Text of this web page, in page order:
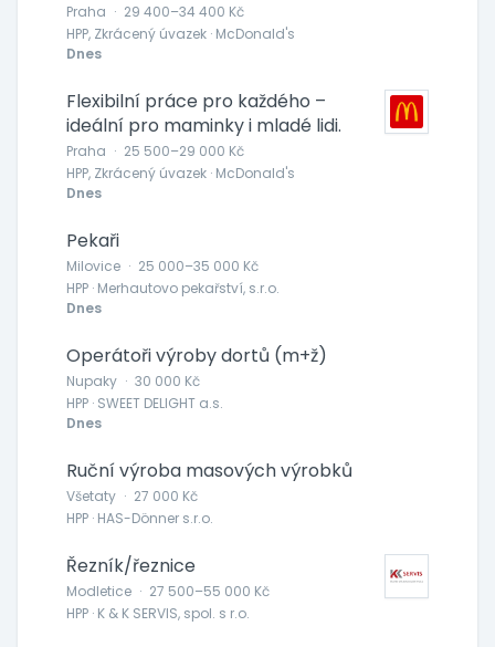
Praha · 29 400–34 400 Kč
HPP, Zkrácený úvazek · McDonald's
Dnes
Flexibilní práce pro každého –
ideální pro maminky i mladé lidi.
Praha · 25 500–29 000 Kč
HPP, Zkrácený úvazek · McDonald's
Dnes
Pekaři
Milovice · 25 000–35 000 Kč
HPP · Merhautovo pekařství, s.r.o.
Dnes
Operátoři výroby dortů (m+ž)
Nupaky · 30 000 Kč
HPP · SWEET DELIGHT a.s.
Dnes
Ruční výroba masových výrobků
Všetaty · 27 000 Kč
HPP · HAS-Dönner s.r.o.
Řezník/řeznice
Modletice · 27 500–55 000 Kč
HPP · K & K SERVIS, spol. s r.o.